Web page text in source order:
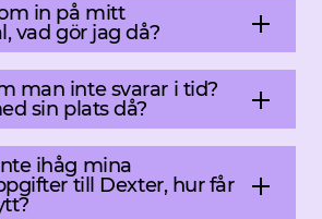
in på mitt
vad gör jag då?
man inte svarar i tid?
sin plats då?
ihåg mina
till Dexter, hur får